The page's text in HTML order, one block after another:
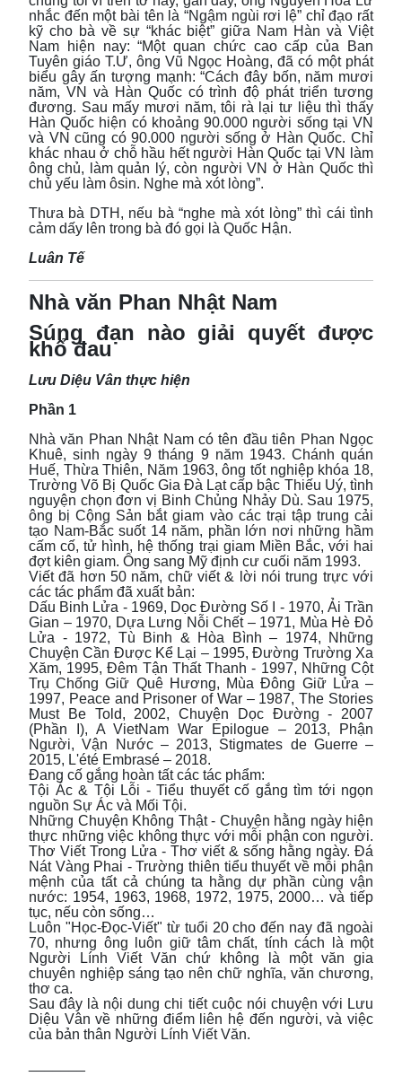
nhắc đến một bài tên là “Ngậm ngùi rơi lệ” chỉ đạo rất
kỹ cho bà về sự “khác biệt” giữa Nam Hàn và Việt
Nam hiện nay: “Một quan chức cao cấp của Ban
Tuyên giáo T.Ư, ông Vũ Ngọc Hoàng, đã có một phát
biểu gây ấn tượng mạnh: “Cách đây bốn, năm mươi
năm, VN và Hàn Quốc có trình độ phát triển tương
đương. Sau mấy mươi năm, tôi rà lại tư liệu thì thấy
Hàn Quốc hiện có khoảng 90.000 người sống tại VN
và VN cũng có 90.000 người sống ở Hàn Quốc. Chỉ
khác nhau ở chỗ hầu hết người Hàn Quốc tại VN làm
ông chủ, làm quản lý, còn người VN ở Hàn Quốc thì
chủ yếu làm ôsin. Nghe mà xót lòng”.
Thưa bà DTH, nếu bà “nghe mà xót lòng” thì cái tình
cảm dấy lên trong bà đó gọi là Quốc Hận.
Luân Tế
Nhà văn Phan Nhật Nam
Súng đạn nào giải quyết được
khổ đau
Lưu Diệu Vân thực hiện
Phần 1
Nhà văn Phan Nhật Nam có tên đầu tiên Phan Ngọc
Khuê, sinh ngày 9 tháng 9 năm 1943. Chánh quán
Huế, Thừa Thiên, Năm 1963, ông tốt nghiệp khóa 18,
Trường Võ Bị Quốc Gia Đà Lạt cấp bậc Thiếu Uý, tình
nguyện chọn đơn vị Binh Chủng Nhảy Dù. Sau 1975,
ông bị Cộng Sản bắt giam vào các trại tập trung cải
tạo Nam-Bắc suốt 14 năm, phần lớn nơi những hầm
cấm cố, tử hình, hệ thống trại giam Miền Bắc, với hai
đợt kiên giam. Ông sang Mỹ định cư cuối năm 1993.
Viết đã hơn 50 năm, chữ viết & lời nói trung trực với
các tác phẩm đã xuất bản:
Dấu Binh Lửa - 1969, Dọc Đường Số I - 1970, Ải Trần
Gian – 1970, Dựa Lưng Nỗi Chết – 1971, Mùa Hè Đỏ
Lửa - 1972, Tù Binh & Hòa Bình – 1974, Những
Chuyện Cần Được Kể Lại – 1995, Đường Trường Xa
Xăm, 1995, Đêm Tận Thất Thanh - 1997, Những Cột
Trụ Chống Giữ Quê Hương, Mùa Đông Giữ Lửa –
1997, Peace and Prisoner of War – 1987, The Stories
Must Be Told, 2002, Chuyện Dọc Đường - 2007
(Phần I), A VietNam War Epilogue – 2013, Phận
Người, Vận Nước – 2013, Stigmates de Guerre –
2015, L'été Embrasé – 2018.
Đang cố gắng hoàn tất các tác phẩm:
Tội Ác & Tội Lỗi - Tiểu thuyết cố gắng tìm tới ngọn
nguồn Sự Ác và Mối Tội.
Những Chuyện Không Thật - Chuyện hằng ngày hiện
thực những việc không thực với mỗi phận con người.
Thơ Viết Trong Lửa - Thơ viết & sống hằng ngày. Đá
Nát Vàng Phai - Trường thiên tiểu thuyết về mỗi phận
mệnh của tất cả chúng ta hằng dự phần cùng vận
nước: 1954, 1963, 1968, 1972, 1975, 2000… và tiếp
tục, nếu còn sống…
Luôn "Học-Đọc-Viết" từ tuổi 20 cho đến nay đã ngoài
70, nhưng ông luôn giữ tâm chất, tính cách là một
Người Lính Viết Văn chứ không là một văn gia
chuyên nghiệp sáng tạo nên chữ nghĩa, văn chương,
thơ ca.
Sau đây là nội dung chi tiết cuộc nói chuyện với Lưu
Diệu Vân về những điểm liên hệ đến người, và việc
của bản thân Người Lính Viết Văn.